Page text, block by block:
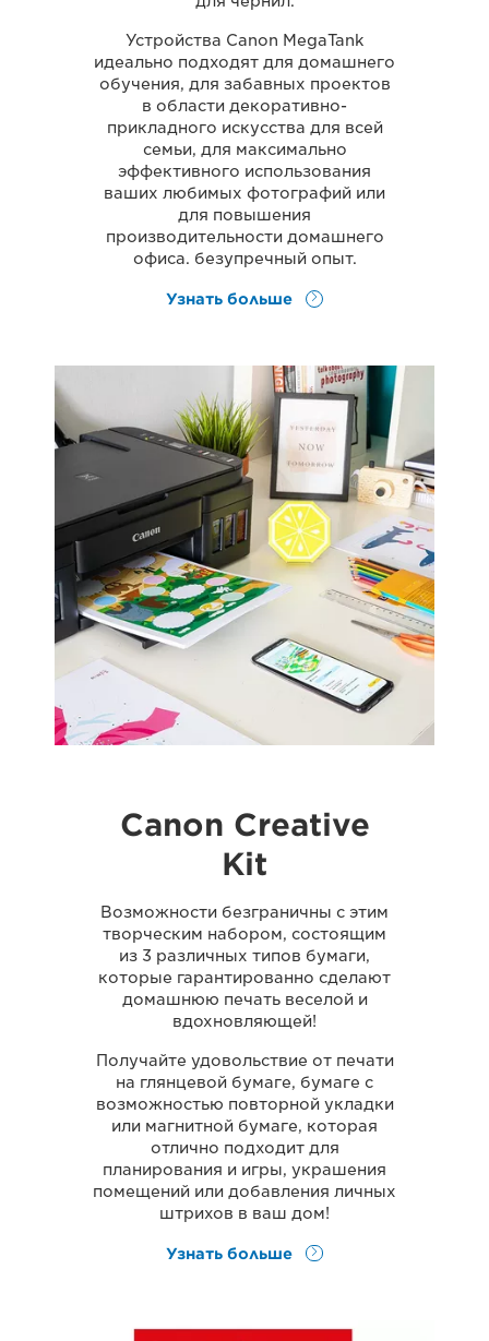
Устройства Canon MegaTank
идеально подходят для домашнего
обучения, для забавных проектов
в области декоративно-
прикладного искусства для всей
семьи, для максимально
эффективного использования
ваших любимых фотографий или
для повышения
производительности домашнего
офиса. безупречный опыт.
Узнать больше
Canon Creative
Kit
Возможности безграничны с этим
творческим набором, состоящим
из 3 различных типов бумаги,
которые гарантированно сделают
домашнюю печать веселой и
вдохновляющей!
Получайте удовольствие от печати
на глянцевой бумаге, бумаге с
возможностью повторной укладки
или магнитной бумаге, которая
отлично подходит для
планирования и игры, украшения
помещений или добавления личных
штрихов в ваш дом!
Узнать больше